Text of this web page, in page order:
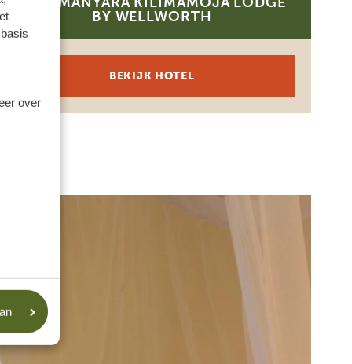
over
PLATINUM
BY WELLWORTH
BEKIJK HOTEL